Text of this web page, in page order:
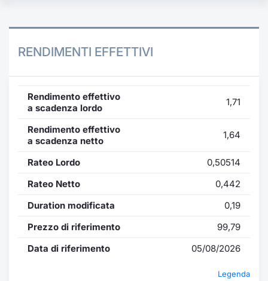
RENDIMENTI EFFETTIVI
Rendimento effettivo
a scadenza lordo
1,71
Rendimento effettivo
a scadenza netto
1,64
Rateo Lordo
0,50514
Rateo Netto
0,442
Duration modificata
0,19
Prezzo di riferimento
99,79
Data di riferimento
05/08/2026
Legenda